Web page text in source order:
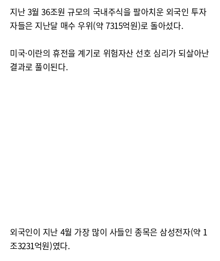
지난 3월 36조원 규모의 국내주식을 팔아치운 외국인 투자
자들은 지난달 매수 우위(약 7315억원)로 돌아섰다.
미국·이란의 휴전을 계기로 위험자산 선호 심리가 되살아난
결과로 풀이된다.
외국인이 지난 4월 가장 많이 사들인 종목은 삼성전자(약 1
조3231억원)였다.